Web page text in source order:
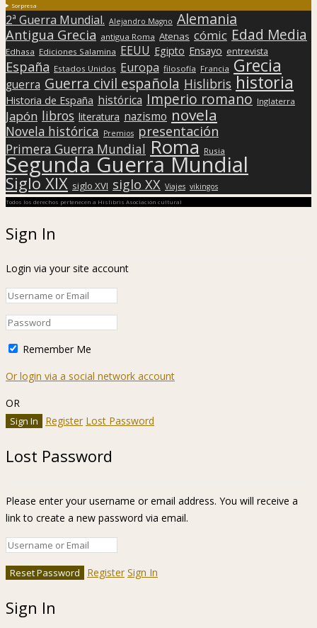
Sorpresa
2ª Guerra Mundial. Alejandro Magno Alemania
Antigua Grecia antigua Roma Atenas cómic Edad Media
Edhasa Ediciones Salamina EEUU Egipto Ensayo entrevista
España Estados Unidos Europa filosofía Francia Grecia
guerra Guerra civil española Hislibris historia
Historia de España histórica Imperio romano Inglaterra
Japón libros literatura nazismo novela
Novela histórica Premios presentación
Primera Guerra Mundial Roma Rusia
Segunda Guerra Mundial
Siglo XIX siglo XVI siglo XX Viajes vikingos
Todos los derechos pertenecen a Hislibris Asociación cultural
Sign In
Login via your site account
Remember Me
Or login via a social network account
OR
Register Lost Password
Lost Password
Please enter your username or email address. You will receive a
link to create a new password via email.
Register Sign In
Sign In